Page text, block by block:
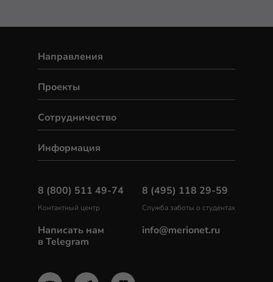
Направления
Сотрудничество
Проекты
Информация
8 (800) 511 49-74
Контактный центр
Написать нам
в Telegram
8 (495) 118 29-59
Служба заботы о студентах
info@merionet.ru